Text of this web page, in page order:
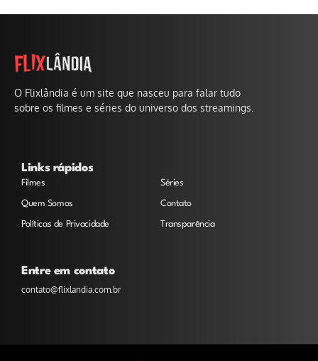
O Flixlândia é um site que nasceu para falar tudo
sobre os filmes e séries do universo dos streamings.
Links rápidos
Filmes Séries
Quem Somos Contato
Políticas de Privacidade Transparência
Entre em contato
contato@flixlandia.com.br